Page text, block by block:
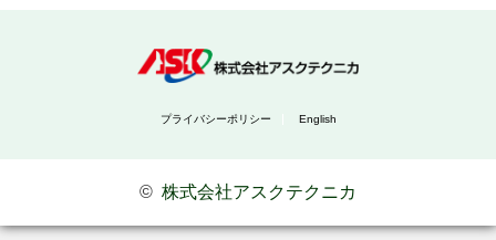
プライバシーポリシー English
© 株式会社アスクテクニカ